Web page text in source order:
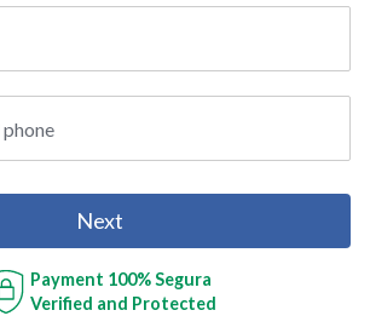
Next
Payment 100% Segura
Verified and Protected